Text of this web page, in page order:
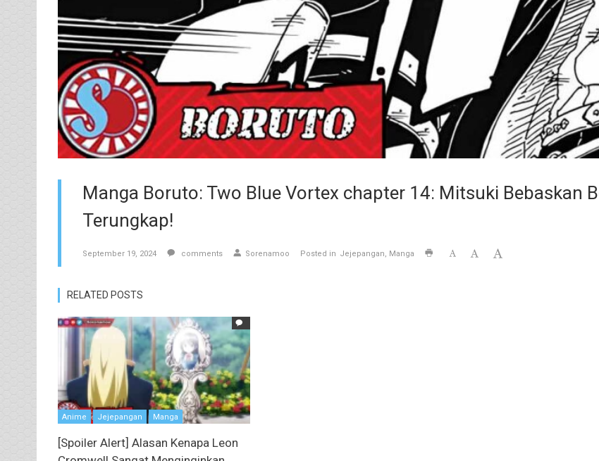
Manga Boruto: Two Blue Vortex chapter 14: Mitsuki Bebaskan
Terungkap!
September 19, 2024 comments Sorenamoo Posted in Jejepangan Manga
RELATED POSTS
Anime Jejepangan Manga
[Spoiler Alert] Alasan Kenapa Leon